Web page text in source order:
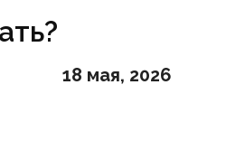
18 мая, 2026